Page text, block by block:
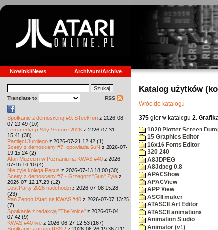
Nowinki/News Archiwum/Archive
Translate to RSS
Spotkanie z demosceną #9: STeel/Tori z 2026-08-
07 20:49 (10)
Letnia edycja Silly Venture 2026 z 2026-07-31
15:41 (38)
Pamięci Jurgiego z 2026-07-21 12:42 (1)
Sceny z demosceny #7: opowiada SuN z 2026-07-
19 15:24 (2)
Atari Muzeum w Poznaniu na KWAS #40 z 2026-
07-16 16:10 (4)
Nie żyje kolega Pecuś z 2026-07-13 18:00 (30)
Sceny z demosceny #7 - Grzegorz "Sun" Żyła z
2026-07-12 17:29 (12)
Lost Party 2026 nadchodzi z 2026-07-08 15:28
(23)
Pan Zenon i Atari na KWAS #40 z 2026-07-07 13:25
(7)
Spotkanie z redakcją "The Voice" z 2026-07-04
07:42 (9)
KWAS #40 live z 2026-06-27 12:53 (167)
Spotkanie z grupą USSR z 2026-06-26 19:36 (11)
Katalog użytków
Wróc do katalogu
375 gier w katalogu 2.
1020 Plotter Screen
15 Graphics Editor
16x16 Fonts Editor
320 240
A8JDPEG
A8Jdpeg 0.8
APACShow
APACView
APP View
ASCII maker
ATASCII Art Editor
ATASCII animations
Animation Studio
Animator (v1)